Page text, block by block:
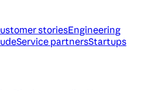
storiesEngineering
Service partnersStartups